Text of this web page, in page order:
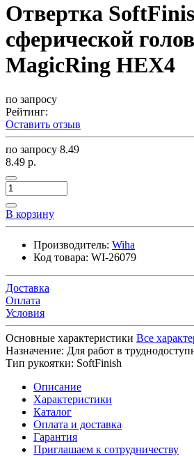
Отвертка
сферической
MagicRing HEX4
по запросу
Рейтинг:
Оставить отзыв
по запросу 8.49
8.49 р.
В корзину
Производитель: Wiha
Код товара: WI-26079
Доставка
Оплата
Условия
Основные характеристики Все
Назначение: Для работ в
Тип рукоятки: SoftFinish
Описание
Характеристики
Каталог
Оплата и доставка
Гарантия
Приглашаем к сотрудничеству